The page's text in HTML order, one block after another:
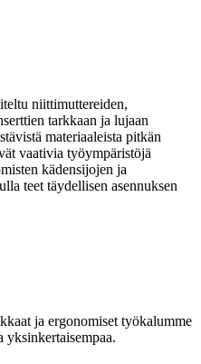
niittimuttereiden,
tarkkaan ja lujaan
materiaaleista pitkän
vaativia työympäristöjä
kädensijojen ja
teet täydellisen asennuksen
ja ergonomiset työkalumme
yksinkertaisempaa.